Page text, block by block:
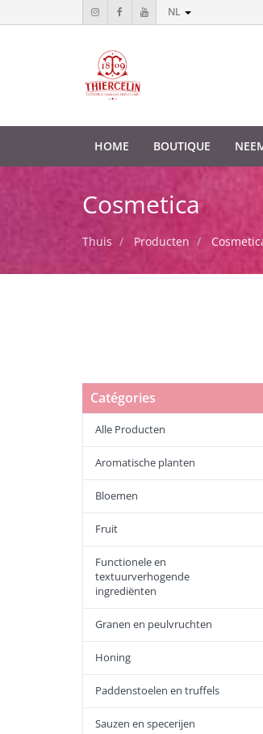
NL
HOME BOUTIQUE
Cosmetica
Thuis Producten
Catégories
Alle Producten
Aromatische planten
Bloemen
Fruit
Functionele en
textuurverhogende
ingrediënten
Granen en peulvruchten
Honing
Paddenstoelen en truffels
Sauzen en specerijen